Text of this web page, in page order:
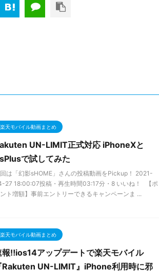
...
楽天モバイル動画まとめ
UN-LIMIT正式対応 iPhoneXと
で試してみた
は「幻影sHOME」さんの投稿動画をPickup！ 2021-
27 18:00:07投稿・再生時間03:17分・8 いいね！ 【ポ
ト増額】事前エントリーできるキャンペーンま ...
楽天モバイル動画まとめ
報‼ios14アップデートで楽天モバイル
Rakuten UN-LIMIT』iPhone利用時に邪